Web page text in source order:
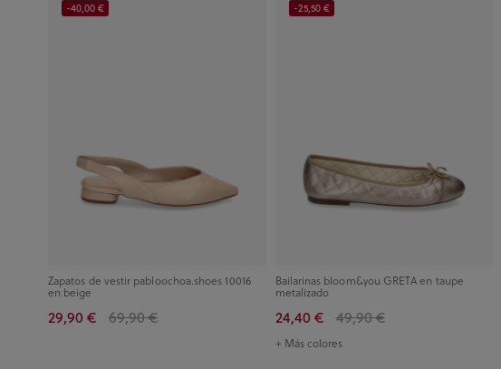
Zapatos de vestir pabloochoa.shoes 10016
en beige
29,90 € 69,90 €
-40,00 €
Bailarinas bloom&you GRETA en taupe
metalizado
24,40 € 49,90 €
+ Más colores
-25,50 €